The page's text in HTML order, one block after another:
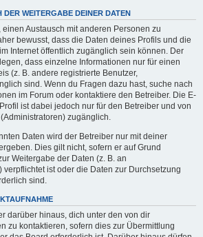
WEITERGABE DEINER DATEN
Austausch mit anderen Personen zu
bewusst, dass die Daten deines Profils und die
Internet öffentlich zugänglich sein können. Der
dass einzelne Informationen nur für einen
(z. B. andere registrierte Benutzer,
sind. Wenn du Fragen dazu hast, suche nach
im Forum oder kontaktiere den Betreiber. Die E-
ist dabei jedoch nur für den Betreiber und von
zugänglich.
Daten wird der Betreiber nur mit deiner
Dies gilt nicht, sofern er auf Grund
Weitergabe der Daten (z. B. an
ist oder die Daten zur Durchsetzung
sind.
darüber hinaus, dich unter den von dir
zu kontaktieren, sofern dies zur Übermittlung